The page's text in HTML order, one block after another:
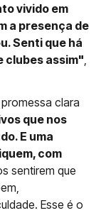
vivido em
a presença de
Senti que há
clubes assim",
clara
que nos
E uma
com
sentirem que
Esse é o